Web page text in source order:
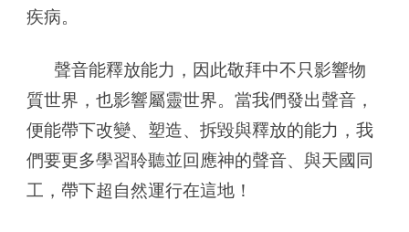
疾病。
聲音能釋放能力，因此敬拜中不只影響物
質世界，也影響屬靈世界。當我們發出聲音，
便能帶下改變、塑造、拆毀與釋放的能力，我
們要更多學習聆聽並回應神的聲音、與天國同
工，帶下超自然運行在這地！